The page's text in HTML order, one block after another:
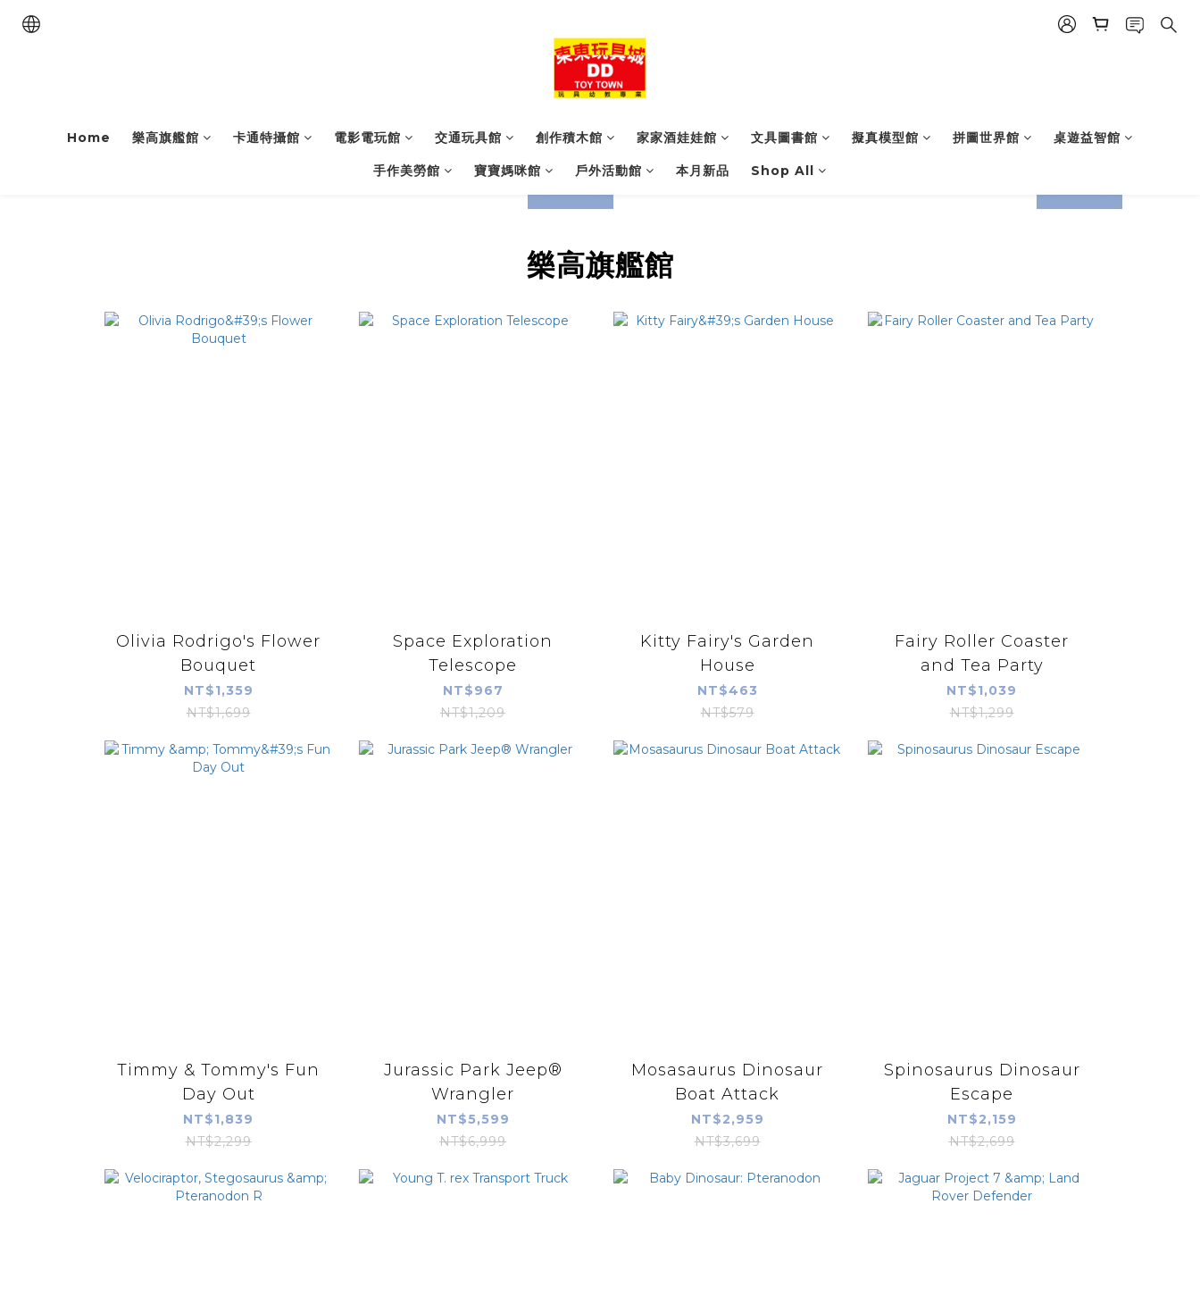
Home 樂高旗艦館 卡通特攝館 電影電玩館 交通玩具館 創作積木館 家家酒娃娃館 文具圖書館 擬真模型館 拼圖世界館 桌遊益智館
手作美勞館 寶寶媽咪館 戶外活動館 本月新品 Shop All
prev
prev next prev next
樂高旗艦館
Olivia Rodrigo's Flower
Bouquet
NT$1,359
NT$1,699
Space Exploration
Telescope
NT$967
NT$1,209
Kitty Fairy's Garden
House
NT$463
NT$579
Fairy Roller Coaster
and Tea Party
NT$1,039
NT$1,299
Timmy & Tommy's Fun
Day Out
NT$1,839
NT$2,299
Jurassic Park Jeep®
Wrangler
NT$5,599
NT$6,999
Mosasaurus Dinosaur
Boat Attack
NT$2,959
NT$3,699
Spinosaurus Dinosaur
Escape
NT$2,159
NT$2,699